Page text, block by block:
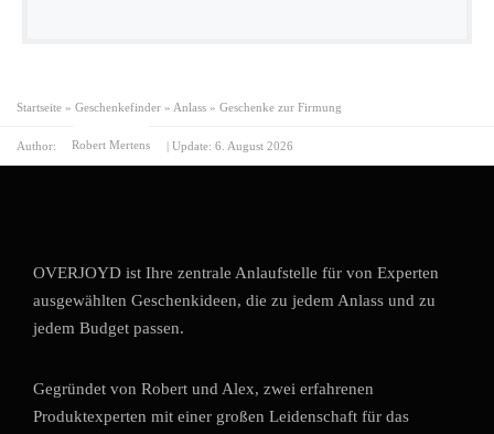
Startseite » Geschenkefinder » Anlass » Geschenke zur Firmung
Author: Robert Mertens | Update: 6. August 2026
OVERJOYD ist Ihre zentrale Anlaufstelle für von Experten
ausgewählten Geschenkideen, die zu jedem Anlass und zu
jedem Budget passen.
Gegründet von Robert und Alex, zwei erfahrenen
Produktexperten mit einer großen Leidenschaft für das